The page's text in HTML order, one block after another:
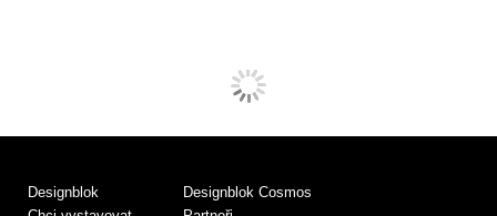
Designblok
Designblok Cosmos